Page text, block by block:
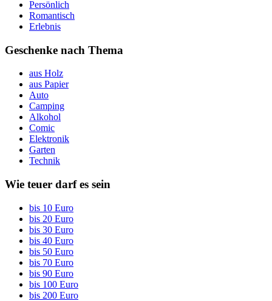
Persönlich
Romantisch
Erlebnis
Geschenke nach Thema
aus Holz
aus Papier
Auto
Camping
Alkohol
Comic
Elektronik
Garten
Technik
Wie teuer darf es sein
bis 10 Euro
bis 20 Euro
bis 30 Euro
bis 40 Euro
bis 50 Euro
bis 70 Euro
bis 90 Euro
bis 100 Euro
bis 200 Euro